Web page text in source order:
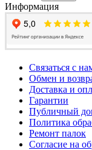
Информация
Связаться с
Обмен и
Доставка и
Гарантии
Публичный
Политика
Ремонт палок
Согласие на